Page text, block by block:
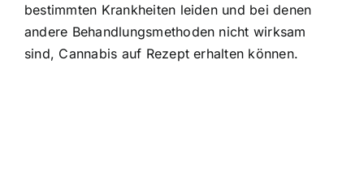
bestimmten Krankheiten leiden und bei denen
andere Behandlungsmethoden nicht wirksam
sind, Cannabis auf Rezept erhalten können.